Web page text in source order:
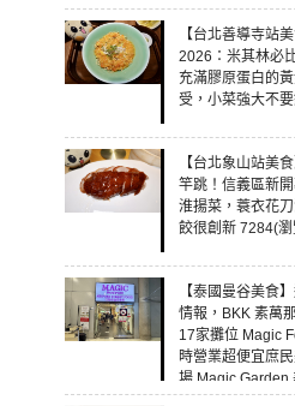
【台北善導寺站
2026：米其林必
充滿膠原蛋白的
受，小菜強大不
【台北象山站美
竿跳！信義區新
淮揚菜，蓑衣花
餃很創新 7284(
【泰國曼谷美食
情報，BKK 素萬
17家攤位 Magic
時營業超便宜庶
場 Magic Garden